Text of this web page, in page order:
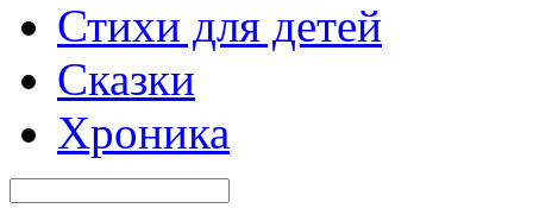
Стихи для детей
Сказки
Хроника